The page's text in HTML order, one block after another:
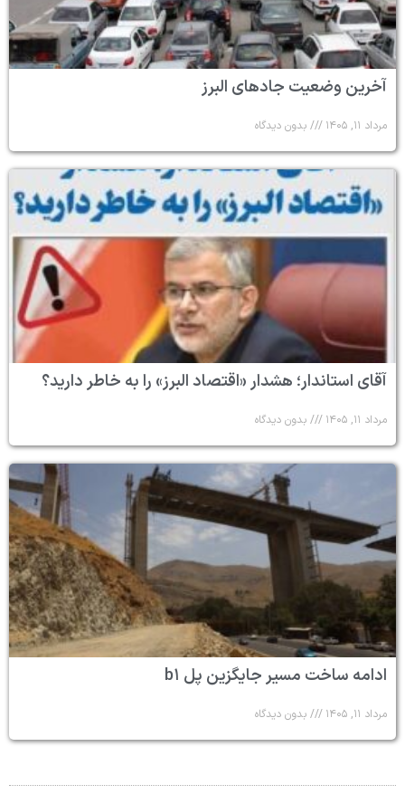
آخرین وضعیت جادهای البرز
مرداد ۱۱, ۱۴۰۵ بدون دیدگاه
آقای استاندار؛ هشدار «اقتصاد البرز» را به خاطر دارید؟
مرداد ۱۱, ۱۴۰۵ بدون دیدگاه
ادامه ساخت مسیر جایگزین پل b۱
مرداد ۱۱, ۱۴۰۵ بدون دیدگاه